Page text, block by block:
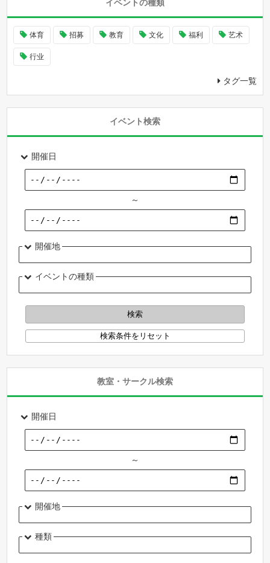
イベントの種類
体育 招募 教育 文化 福利 艺术
行业
タグ一覧
イベント検索
開催日
～
開催地
イベントの種類
教室・サークル検索
開催日
～
開催地
種類